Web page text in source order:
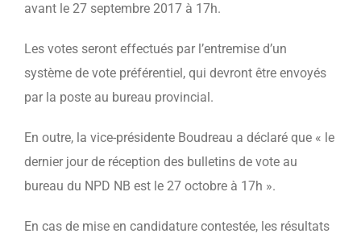
avant le 27 septembre 2017 à 17h.
Les votes seront effectués par l’entremise d’un
système de vote préférentiel, qui devront être envoyés
par la poste au bureau provincial.
En outre, la vice-présidente Boudreau a déclaré que « le
dernier jour de réception des bulletins de vote au
bureau du NPD NB est le 27 octobre à 17h ».
En cas de mise en candidature contestée, les résultats